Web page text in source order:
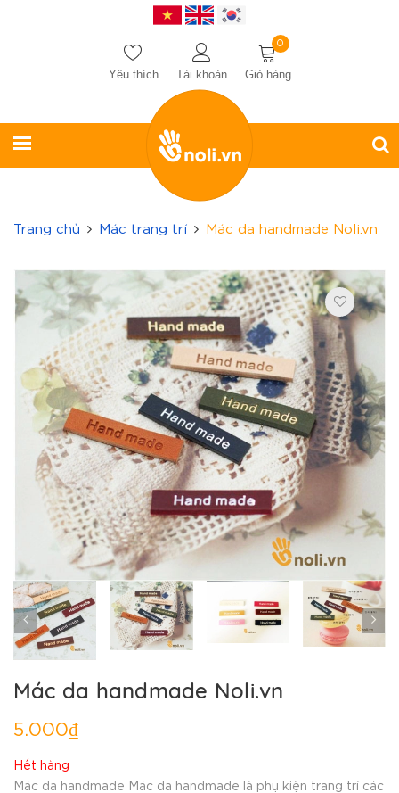
0
Giỏ hàng
Tài khoản
Yêu thích
Trang chủ Mác trang trí Mác da handmade Noli.vn
Mác da handmade Noli.vn
5.000₫
Hết hàng
Mác da handmade Mác da handmade là phụ kiện trang trí các